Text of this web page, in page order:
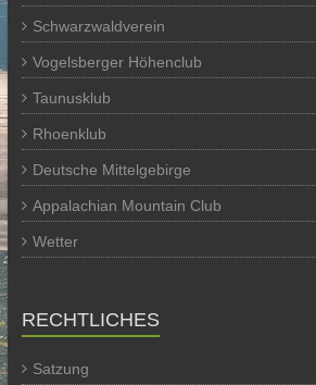
Schwarzwaldverein
Vogelsberger Höhenclub
Taunusklub
Rhoenklub
Deutsche Mittelgebirge
Appalachian Mountain Club
Wetter
RECHTLICHES
Satzung